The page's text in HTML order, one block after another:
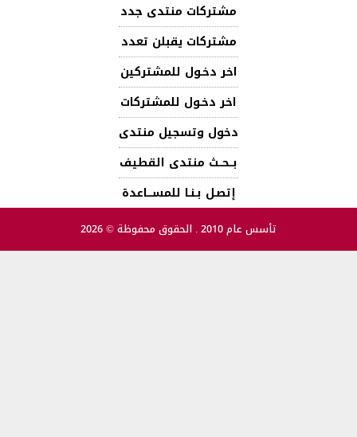
مشتركات منتدى جدد
مشتركات يقبلن تعدد
اخر دخـول للمشتركين
اخر دخـول للمشتركات
دخول وتسجيل منتدى
بــحــث منتدى القطيف
إتصـل بـنـا للمســـاعدة
تأسس عام 2010 . الحقوق محفوظة © 2026